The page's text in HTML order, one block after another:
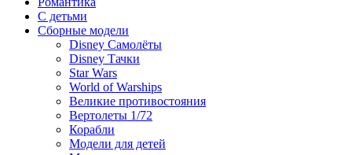
С детьми
Сборные модели
Disney Самолёты
Disney Тачки
Star Wars
World of Warships
Великие противостояния
Вертолеты 1/72
Корабли
Модели для детей